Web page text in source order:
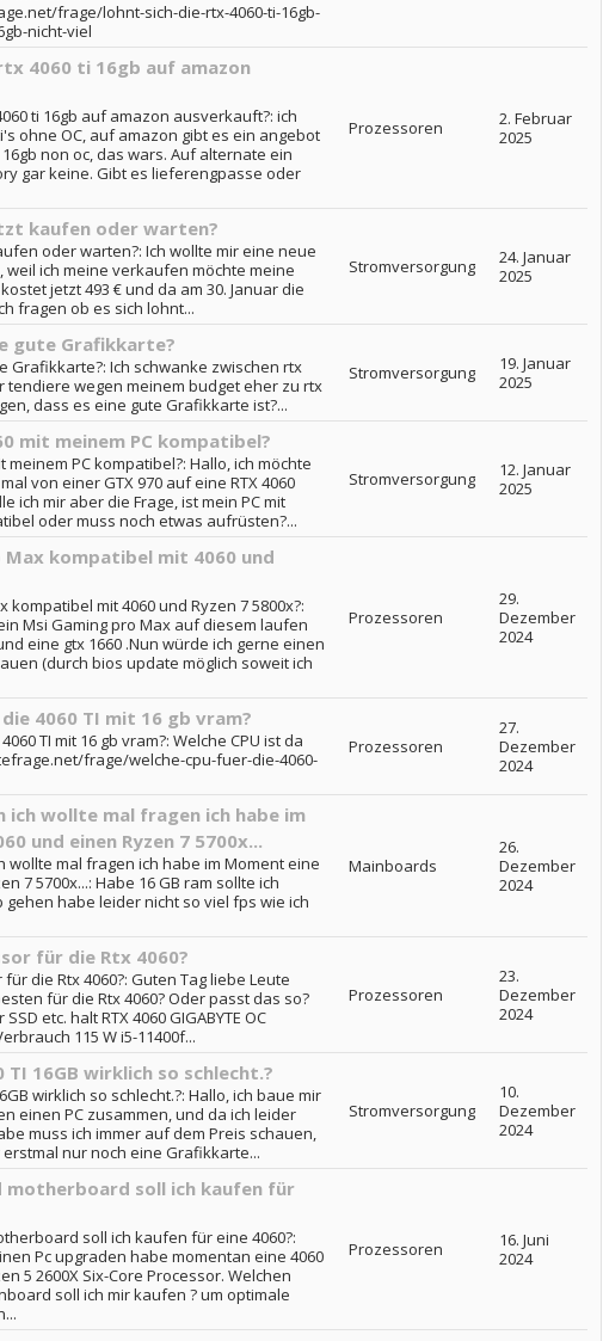
frage/lohnt-sich-die-rtx-4060-ti-16gb-
nicht-viel
4060 ti 16gb auf amazon
ti 16gb auf amazon ausverkauft?: ich
ohne OC, auf amazon gibt es ein angebot
non oc, das wars. Auf alternate ein
gar keine. Gibt es lieferengpasse oder
Prozessoren
2. Februar
2025
kaufen oder warten?
oder warten?: Ich wollte mir eine neue
ich meine verkaufen möchte meine
jetzt 493 € und da am 30. Januar die
fragen ob es sich lohnt...
Stromversorgung
24. Januar
2025
gute Grafikkarte?
Grafikkarte?: Ich schwanke zwischen rtx
tendiere wegen meinem budget eher zu rtx
dass es eine gute Grafikkarte ist?...
Stromversorgung
19. Januar
2025
mit meinem PC kompatibel?
meinem PC kompatibel?: Hallo, ich möchte
von einer GTX 970 auf eine RTX 4060
ich mir aber die Frage, ist mein PC mit
oder muss noch etwas aufrüsten?...
Stromversorgung
12. Januar
2025
Max kompatibel mit 4060 und
kompatibel mit 4060 und Ryzen 7 5800x?:
Msi Gaming pro Max auf diesem laufen
eine gtx 1660 .Nun würde ich gerne einen
(durch bios update möglich soweit ich
Prozessoren
29.
Dezember
2024
4060 TI mit 16 gb vram?
TI mit 16 gb vram?: Welche CPU ist da
frage/welche-cpu-fuer-die-4060-
Prozessoren
27.
Dezember
2024
ich wollte mal fragen ich habe im
und einen Ryzen 7 5700x...
wollte mal fragen ich habe im Moment eine
7 5700x...: Habe 16 GB ram sollte ich
gehen habe leider nicht so viel fps wie ich
Mainboards
26.
Dezember
2024
für die Rtx 4060?
die Rtx 4060?: Guten Tag liebe Leute
für die Rtx 4060? Oder passt das so?
etc. halt RTX 4060 GIGABYTE OC
115 W i5-11400f...
Prozessoren
23.
Dezember
2024
TI 16GB wirklich so schlecht.?
wirklich so schlecht.?: Hallo, ich baue mir
einen PC zusammen, und da ich leider
muss ich immer auf dem Preis schauen,
nur noch eine Grafikkarte...
Stromversorgung
10.
Dezember
2024
motherboard soll ich kaufen für
soll ich kaufen für eine 4060?:
Pc upgraden habe momentan eine 4060
5 2600X Six-Core Processor. Welchen
soll ich mir kaufen ? um optimale
Prozessoren
16. Juni
2024